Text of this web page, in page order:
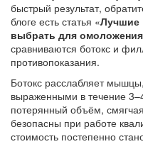
быстрый результат,
блоге есть статья «Лучшие
выбрать для
сравниваются ботокс и
противопоказания.
Ботокс расслабляет
выраженными в течение
потерянный объём,
безопасны при работе
стоимость постепенно